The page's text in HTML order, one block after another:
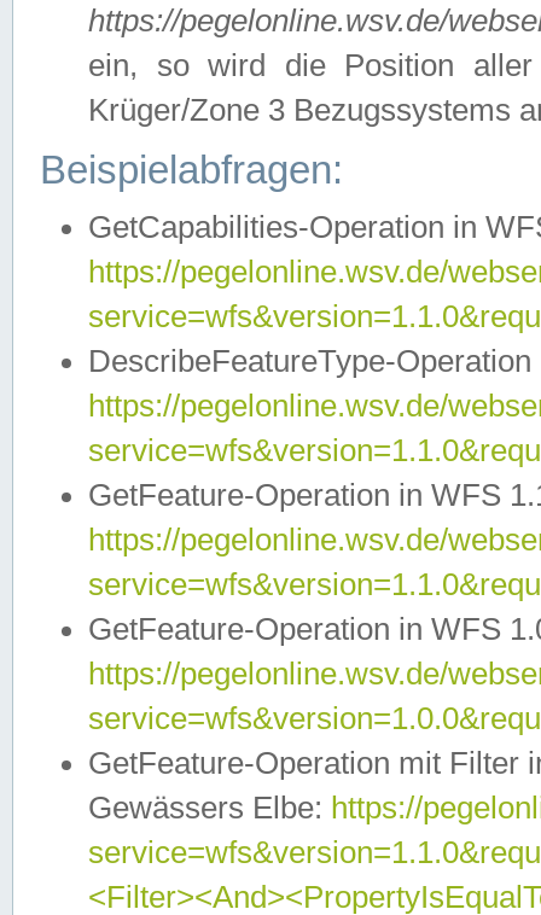
https://pegelonline.wsv.de/
ein, so wird die Position
Krüger/Zone 3 Bezugssystems
Beispielabfragen:
GetCapabilities-Operation in
https://pegelonline.wsv.de/
DescribeFeatureType-
https://pegelonline.wsv.de/
GetFeature-Operation in WFS
https://pegelonline.wsv.de/
GetFeature-Operation in WFS
https://pegelonline.wsv.de/
GetFeature-Operation mit Filter
Gewässers Elbe: https://